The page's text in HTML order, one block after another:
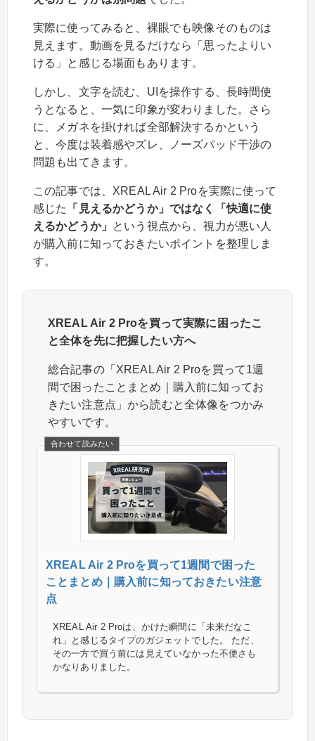
実際に使ってみると、裸眼でも映像そのものは
見えます。動画を見るだけなら「思ったよりい
ける」と感じる場面もあります。
しかし、文字を読む、UIを操作する、長時間使
うとなると、一気に印象が変わりました。さら
に、メガネを掛ければ全部解決するかという
と、今度は装着感やズレ、ノーズパッド干渉の
問題も出てきます。
この記事では、XREAL Air 2 Proを実際に使って
感じた
「見えるかどうか」ではなく「快適に使
えるかどうか」
という視点から、視力が悪い人
が購入前に知っておきたいポイントを整理しま
す。
XREAL Air 2 Proを買って実際に困ったこ
と全体を先に把握したい方へ
総合記事の「XREAL Air 2 Proを買って1週
間で困ったことまとめ｜購入前に知ってお
きたい注意点」から読むと全体像をつかみ
やすいです。
XREAL Air 2 Proを買って1週間で困った
ことまとめ｜購入前に知っておきたい注意
点
XREAL Air 2 Proは、かけた瞬間に「未来だなこ
れ」と感じるタイプのガジェットでした。 ただ、
その一方で買う前には見えていなかった不便さも
かなりありました。